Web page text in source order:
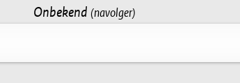
Onbekend (navolger)